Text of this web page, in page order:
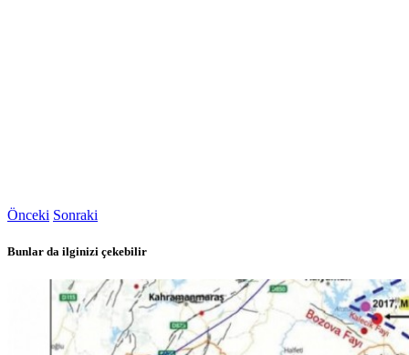
Önceki Sonraki
Bunlar da ilginizi çekebilir